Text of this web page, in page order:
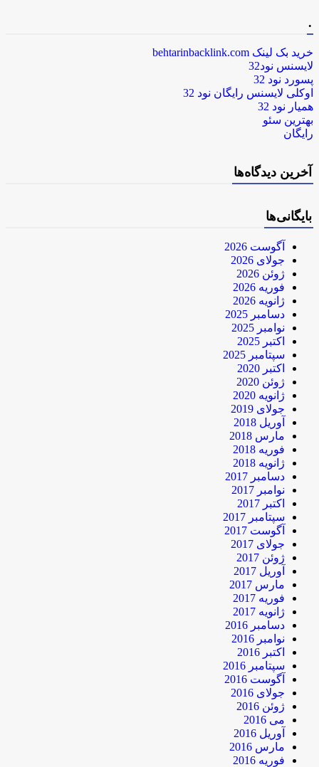
خرید بک لینک behtarinbacklink.com
لایسنس نود32
پسورد نود 32
اوکلی لایسنس رایگان نود 32
همیار نود 32
بهترین سئو
رایگان
آخرین دیدگاه‌ها
بایگانی‌ها
آگوست 2026
جولای 2026
ژوئن 2026
فوریه 2026
ژانویه 2026
دسامبر 2025
نوامبر 2025
اکتبر 2025
سپتامبر 2025
اکتبر 2020
ژوئن 2020
ژانویه 2020
جولای 2019
آوریل 2018
مارس 2018
فوریه 2018
ژانویه 2018
دسامبر 2017
نوامبر 2017
اکتبر 2017
سپتامبر 2017
آگوست 2017
جولای 2017
ژوئن 2017
آوریل 2017
مارس 2017
فوریه 2017
ژانویه 2017
دسامبر 2016
نوامبر 2016
اکتبر 2016
سپتامبر 2016
آگوست 2016
جولای 2016
ژوئن 2016
می 2016
آوریل 2016
مارس 2016
فوریه 2016